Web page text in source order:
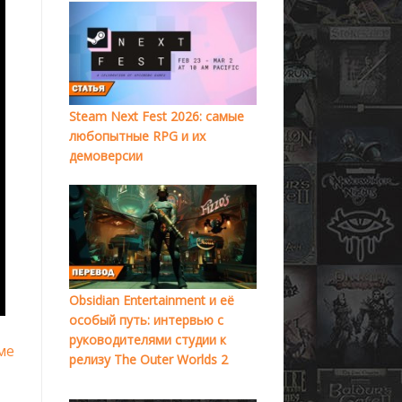
Steam Next Fest 2026: самые
любопытные RPG и их
демоверсии
Obsidian Entertainment и её
особый путь: интервью с
руководителями студии к
релизу The Outer Worlds 2